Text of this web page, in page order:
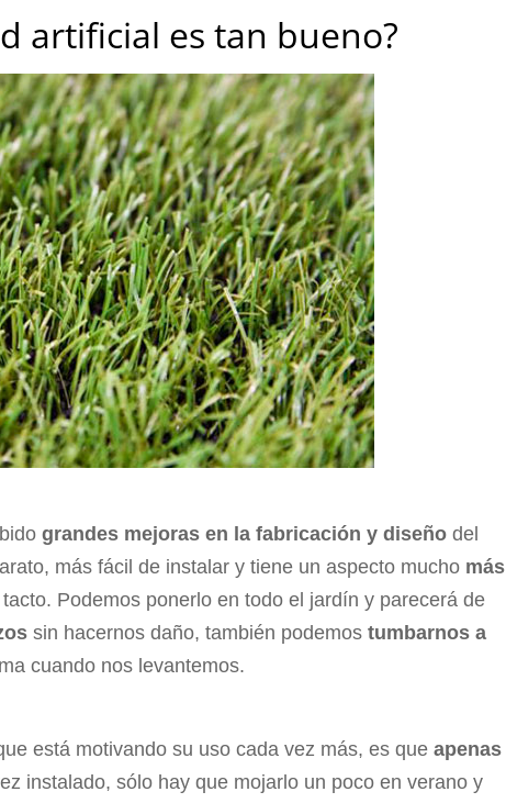
artificial es tan bueno?
grandes mejoras en la fabricación y diseño del
más fácil de instalar y tiene un aspecto mucho más
Podemos ponerlo en todo el jardín y parecerá de
sin hacernos daño, también podemos tumbarnos a
cuando nos levantemos.
está motivando su uso cada vez más, es que apenas
instalado, sólo hay que mojarlo un poco en verano y